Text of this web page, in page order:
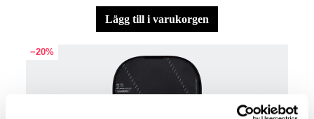
lägg till i varukorgen
−20%